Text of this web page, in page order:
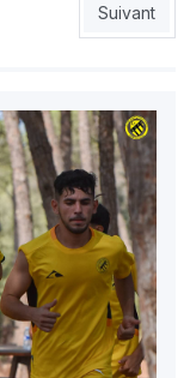
stade Miloud- Hadefi
Article
Suivant